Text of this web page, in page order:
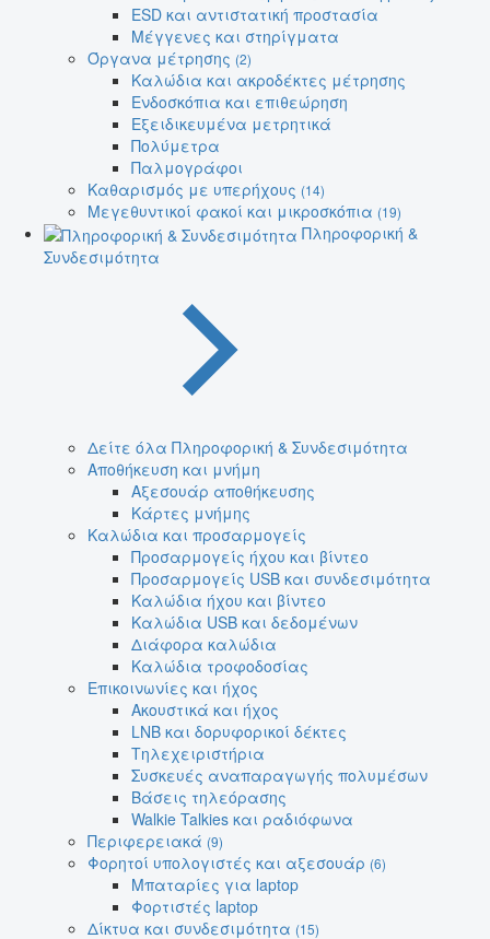
ESD και αντιστατική προστασία
Μέγγενες και στηρίγματα
Όργανα μέτρησης (2)
Καλώδια και ακροδέκτες μέτρησης
Ενδοσκόπια και επιθεώρηση
Εξειδικευμένα μετρητικά
Πολύμετρα
Παλμογράφοι
Καθαρισμός με υπερήχους (14)
Μεγεθυντικοί φακοί και μικροσκόπια (19)
Πληροφορική &
Συνδεσιμότητα
Δείτε όλα Πληροφορική & Συνδεσιμότητα
Αποθήκευση και μνήμη
Αξεσουάρ αποθήκευσης
Κάρτες μνήμης
Καλώδια και προσαρμογείς
Προσαρμογείς ήχου και βίντεο
Προσαρμογείς USB και συνδεσιμότητα
Καλώδια ήχου και βίντεο
Καλώδια USB και δεδομένων
Διάφορα καλώδια
Καλώδια τροφοδοσίας
Επικοινωνίες και ήχος
Ακουστικά και ήχος
LNB και δορυφορικοί δέκτες
Τηλεχειριστήρια
Συσκευές αναπαραγωγής πολυμέσων
Βάσεις τηλεόρασης
Walkie Talkies και ραδιόφωνα
Περιφερειακά (9)
Φορητοί υπολογιστές και αξεσουάρ (6)
Μπαταρίες για laptop
Φορτιστές laptop
Δίκτυα και συνδεσιμότητα (15)